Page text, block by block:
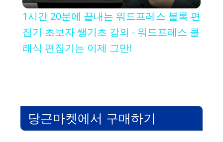
a
i
1시간 20분에 끝내는 워드프레스 블록 편
집기 초보자 쌩기초 강의 - 워드프레스 클
래식 편집기는 이제 그만!
당근마켓에서 구매하기